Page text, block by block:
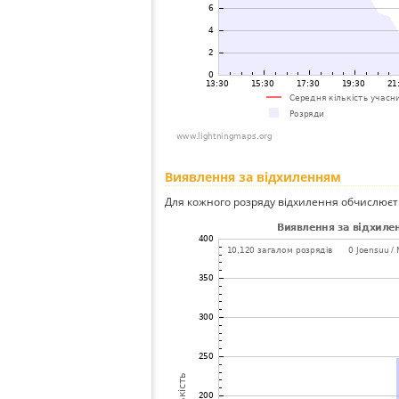
Виявлення за відхиленням
Для кожного розряду відхилення